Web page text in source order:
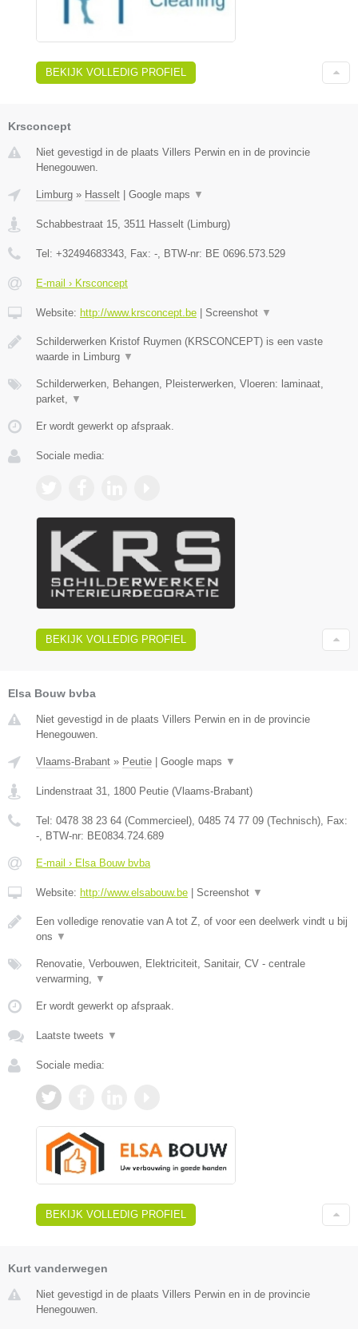
BEKIJK VOLLEDIG PROFIEL
Krsconcept
Niet gevestigd in de plaats Villers Perwin en in de provincie
Henegouwen.
Limburg » Hasselt Google maps ▼
Schabbestraat 15 3511 Hasselt ( Limburg)
Tel: +32494683343 , Fax: - , BTW-nr: BE 0696.573.529
E-mail › Krsconcept
Website: http://www.krsconcept.be Screenshot ▼
Schilderwerken Kristof Ruymen (KRSCONCEPT) is een vaste
waarde in Limburg ▼
Schilderwerken, Behangen, Pleisterwerken, Vloeren: laminaat,
parket,
▼
Er wordt gewerkt op afspraak.
Sociale media:
BEKIJK VOLLEDIG PROFIEL
Elsa Bouw bvba
Niet gevestigd in de plaats Villers Perwin en in de provincie
Henegouwen.
Vlaams-Brabant » Peutie Google maps ▼
Lindenstraat 31 1800 Peutie (Vlaams-Brabant)
Tel: 0478 38 23 64 (Commercieel), 0485 74 77 09 (Technisch) , Fax:
- , BTW-nr: BE0834.724.689
E-mail › Elsa Bouw bvba
Website: http://www.elsabouw.be Screenshot ▼
Een volledige renovatie van A tot Z, of voor een deelwerk vindt u bij
ons ▼
Renovatie, Verbouwen, Elektriciteit, Sanitair, CV - centrale
verwarming,
▼
Er wordt gewerkt op afspraak.
Laatste tweets ▼
Sociale media:
BEKIJK VOLLEDIG PROFIEL
Kurt vanderwegen
Niet gevestigd in de plaats Villers Perwin en in de provincie
Henegouwen.